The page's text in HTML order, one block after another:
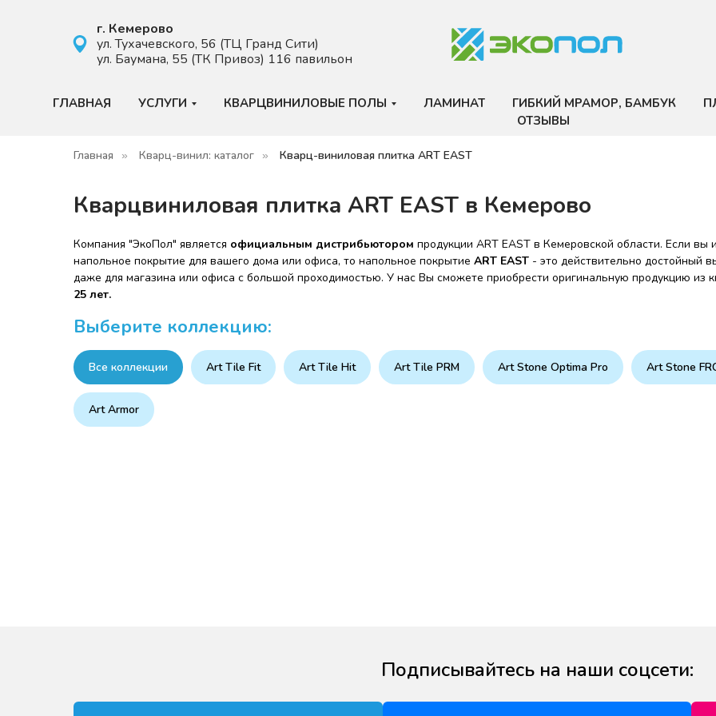
г. Кемерово
ул. Тухачевского, 56 (ТЦ Гранд Сити)
ул. Баумана, 55 (ТК Привоз) ​116 павильон
ГЛАВНАЯ УСЛУГИ КВАРЦВИНИЛОВЫЕ ПОЛЫ ЛАМИНАТ ГИБКИЙ МРАМОР, БАМБУК
ОТЗЫВЫ
Главная » Кварц-винил: каталог » Кварц-виниловая плитка ART EAST
Кварцвиниловая плитка ART EAST в Кемерово
Компания "ЭкоПол" является официальным дистрибьютором продукции ART EAST в Кемеровской области. Если
напольное покрытие для вашего дома или офиса, то напольное покрытие ART EAST - это действительно достойный
даже для магазина или офиса с большой проходимостью. У нас Вы сможете приобрести оригинальную продукцию из
25 лет.
Выберите коллекцию:
Все коллекции Art Tile Fit Art Tile Hit Art Tile PRM Art Stone Optima Pro Art Stone
Art Armor
Подписывайтесь на наши соцсети: